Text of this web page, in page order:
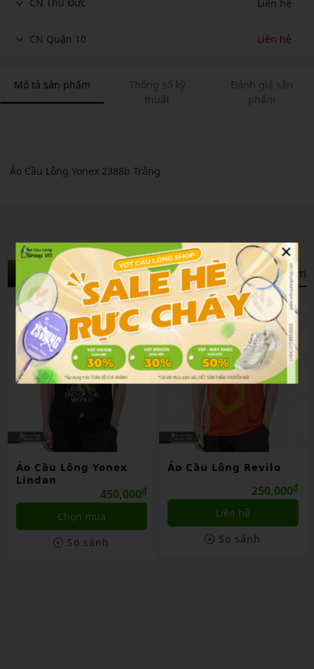
Liên hệ
CN Quận 10 Liên hệ
Mô tả sản phẩm
Thông số kỹ
thuật
Đánh giá sản
phẩm
Áo Cầu Lông Yonex 2388b Trắng
Sản Phẩm Liên Quan Xem thêm
Áo Cầu Lông Yonex
Lindan
450,000₫
Chọn mua
So sánh
Áo Cầu Lông Revilo
250,000₫
Liên hệ
So sánh
×